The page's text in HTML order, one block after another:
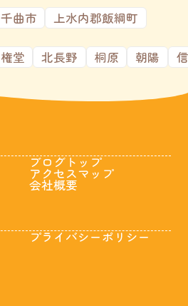
千曲市
上水内郡飯綱町
権堂 北長野 桐原 朝陽
ブログトップ
アクセスマップ
会社概要
プライバシーポリシー